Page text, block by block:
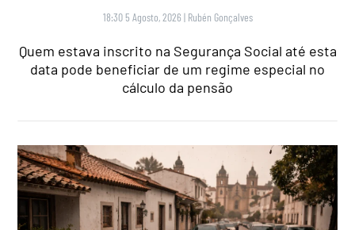
18:30 5 Agosto, 2026 | Rubén Gonçalves
Quem estava inscrito na Segurança Social até esta
data pode beneficiar de um regime especial no
cálculo da pensão